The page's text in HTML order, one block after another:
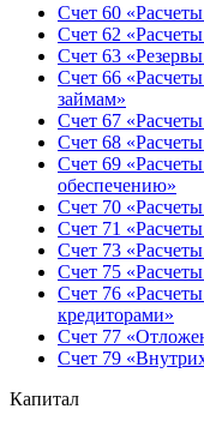
Счет 60
Счет 62
Счет 63
Счет 66
займам»
Счет 67
Счет 68
Счет 69
обеспечению»
Счет 70
Счет 71
Счет 73
Счет 75
Счет 76
кредиторами»
Счет 77
Счет 79
Капитал